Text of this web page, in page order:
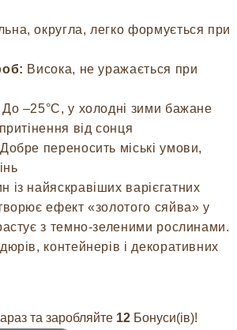
округла, легко формується при
Висока, не уражається при
До –25°C, у холодні зими бажане
від сонця
Добре переносить міські умови,
із найяскравіших варієгатних
ефект «золотого сяйва» у
з темно-зеленими рослинами.
контейнерів і декоративних
та заробляйте 12 Бонуси(ів)!